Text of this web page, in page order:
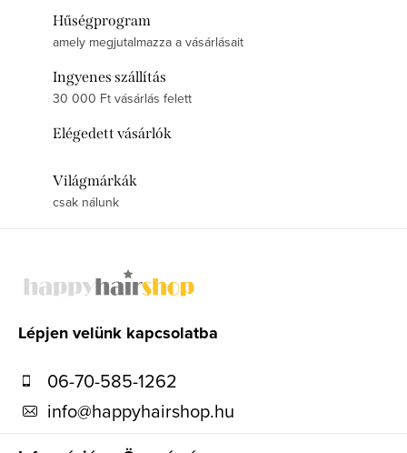
Hűségprogram
amely megjutalmazza a vásárlásait
Ingyenes szállítás
30 000 Ft vásárlás felett
Elégedett vásárlók
Világmárkák
csak nálunk
Lépjen velünk kapcsolatba
06-70-585-1262
info@happyhairshop.hu